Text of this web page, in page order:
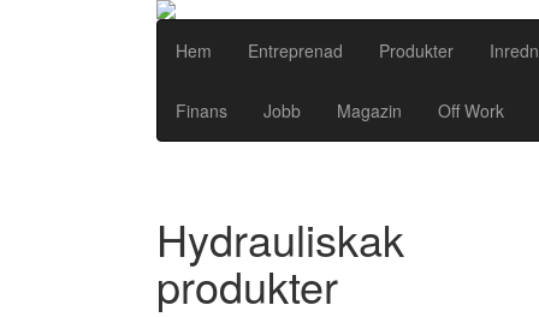
Hem Entreprenad Produkter
Finans Jobb Magazin Off Work
Hydrauliskak
produkter